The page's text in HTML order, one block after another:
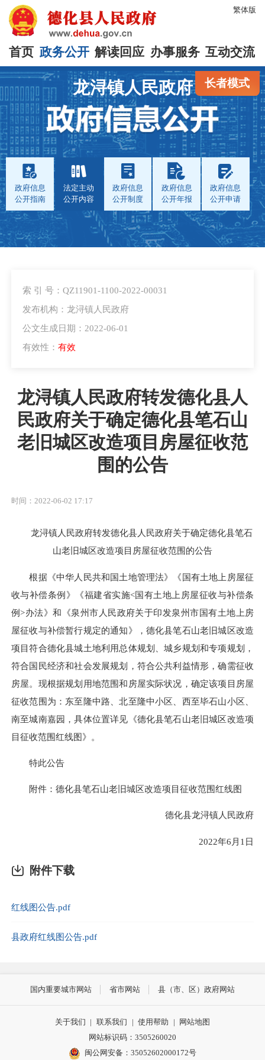
繁体版
首页 政务公开 解读回应 办事服务 互动交流
长者模式
龙浔镇人民政府
政府信息
公开指南
法定主动
公开内容
政府信息
公开制度
政府信息
公开年报
政府信息
公开申请
索 引 号：QZ11901-1100-2022-00031
发布机构：龙浔镇人民政府
公文生成日期：2022-06-01
有效性： 有效
龙浔镇人民政府转发德化县人
民政府关于确定德化县笔石山
老旧城区改造项目房屋征收范
围的公告
时间：2022-06-02 17:17
龙浔镇人民政府转发德化县人民政府关于确定德化县笔石
山老旧城区改造项目房屋征收范围的公告
根据《中华人民共和国土地管理法》《国有土地上房屋征
收与补偿条例》《福建省实施<国有土地上房屋征收与补偿条
例>办法》和《泉州市人民政府关于印发泉州市国有土地上房
屋征收与补偿暂行规定的通知》，德化县笔石山老旧城区改造
项目符合德化县城土地利用总体规划、城乡规划和专项规划，
符合国民经济和社会发展规划，符合公共利益情形，确需征收
房屋。现根据规划用地范围和房屋实际状况，确定该项目房屋
征收范围为：东至隆中路、北至隆中小区、西至毕石山小区、
南至城南嘉园，具体位置详见《德化县笔石山老旧城区改造项
目征收范围红线图》。
特此公告
附件：德化县笔石山老旧城区改造项目征收范围红线图
德化县龙浔镇人民政府
2022年6月1日
附件下载
红线图公告.pdf
县政府红线图公告.pdf
国内重要城市网站 省市网站 县（市、区）政府网站
关于我们 | 联系我们 | 使用帮助 |
网站地图
网站标识码：3505260020
闽公网安备：35052602000172号